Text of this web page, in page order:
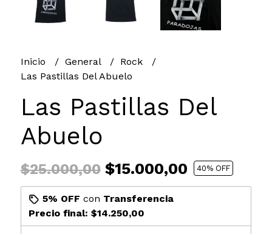
Inicio General
Rock
Las Pastillas Del Abuelo
Las Pastillas Del
Abuelo
$25.000,00$15.000,00 40% OFF
5% OFF con Transferencia
Precio final: $14.250,00